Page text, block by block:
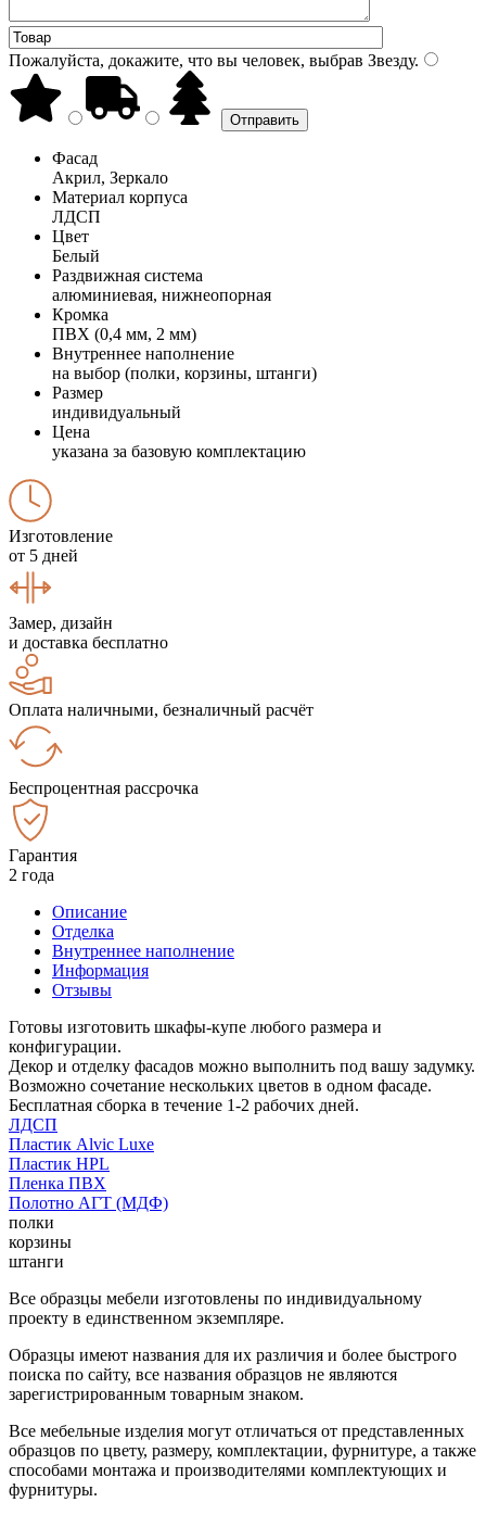
Пожалуйста, докажите, что вы человек, выбрав Звезду.
Фасад
Акрил, Зеркало
Материал корпуса
ЛДСП
Цвет
Белый
Раздвижная система
алюминиевая, нижнеопорная
Кромка
ПВХ (0,4 мм, 2 мм)
Внутреннее наполнение
на выбор (полки, корзины, штанги)
Размер
индивидуальный
Цена
указана за базовую комплектацию
Изготовление
от 5 дней
Замер, дизайн
и доставка бесплатно
Оплата наличными, безналичный расчёт
Беспроцентная рассрочка
Гарантия
2 года
Описание
Отделка
Внутреннее наполнение
Информация
Отзывы
Готовы изготовить шкафы-купе любого размера и
конфигурации.
Декор и отделку фасадов можно выполнить под вашу задумку.
Возможно сочетание нескольких цветов в одном фасаде.
Бесплатная сборка в течение 1-2 рабочих дней.
ЛДСП
Пластик Alvic Luxe
Пластик HPL
Пленка ПВХ
Полотно АГТ (МДФ)
полки
корзины
штанги
Все образцы мебели изготовлены по индивидуальному
проекту в единственном экземпляре.
Образцы имеют названия для их различия и более быстрого
поиска по сайту, все названия образцов не являются
зарегистрированным товарным знаком.
Все мебельные изделия могут отличаться от представленных
образцов по цвету, размеру, комплектации, фурнитуре, а также
способами монтажа и производителями комплектующих и
фурнитуры.